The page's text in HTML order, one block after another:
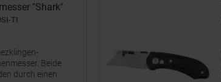
"Shark"
TI
Beide
durch einen